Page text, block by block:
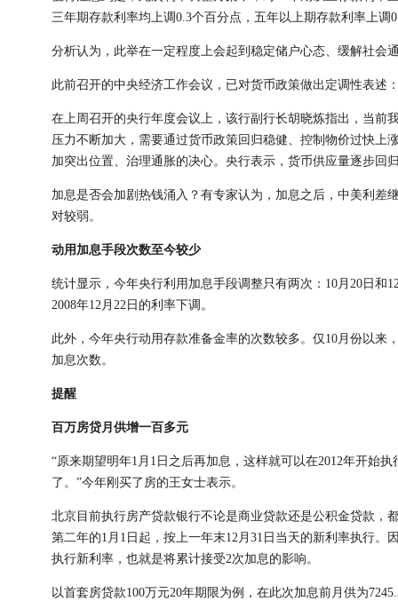
三年期存款利率均上调0.3个百分点，五年以上期存款利率上调
分析认为，此举在一定程度上会起到稳定储户心态、缓解社会
此前召开的中央经济工作会议，已对货币政策做出定调性表述
在上周召开的央行年度会议上，该行副行长胡晓炼指出，当前
压力不断加大，需要通过货币政策回归稳健、控制物价过快上
加突出位置、治理通胀的决心。央行表示，货币供应量逐步回
加息是否会加剧热钱涌入？有专家认为，加息之后，中美利差
对较弱。
动用加息手段次数至今较少
统计显示，今年央行利用加息手段调整只有两次：10月20日和
2008年12月22日的利率下调。
此外，今年央行动用存款准备金率的次数较多。仅10月份以来
加息次数。
提醒
百万房贷月供增一百多元
“原来期望明年1月1日之后再加息，这样就可以在2012年开始
了。”今年刚买了房的王女士表示。
北京目前执行房产贷款银行不论是商业贷款还是公积金贷款，
第二年的1月1日起，按上一年末12月31日当天的新利率执行。
执行新利率，也就是将累计接受2次加息的影响。
以首套房贷款100万元20年期限为例，在此次加息前月供为